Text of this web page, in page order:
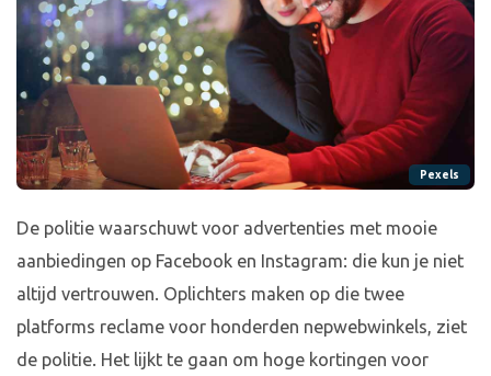
Pexels
De politie waarschuwt voor advertenties met mooie
aanbiedingen op Facebook en Instagram: die kun je niet
altijd vertrouwen. Oplichters maken op die twee
platforms reclame voor honderden nepwebwinkels, ziet
de politie. Het lijkt te gaan om hoge kortingen voor